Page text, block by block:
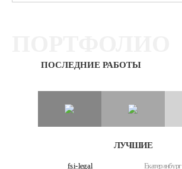
ПОСЛЕДНИЕ РАБОТЫ
ЛУЧШИЕ
fsi-legal